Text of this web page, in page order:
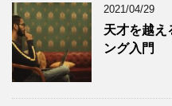
2021/04/29
天才を越え
ング入門